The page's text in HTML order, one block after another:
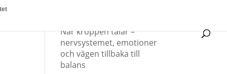
När kroppen talar –
nervsystemet, emotioner
och vägen tillbaka till
balans